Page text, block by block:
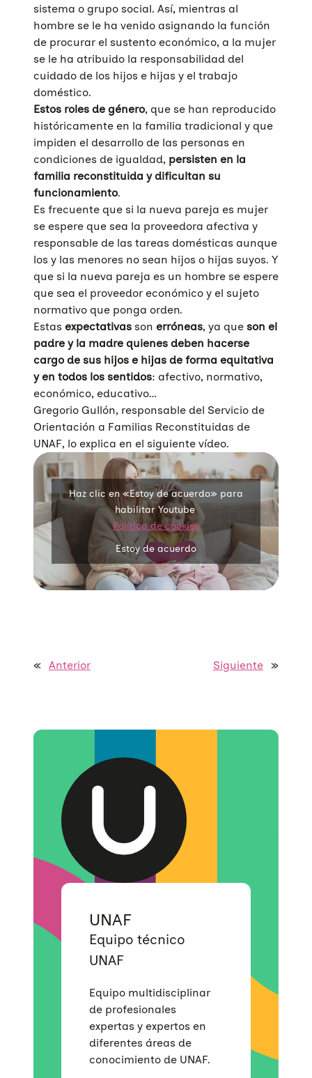
Quiénes somos
sistema o grupo social. Así, mientras al
hombre se le ha venido asignando la función
de procurar el sustento económico, a la mujer
se le ha atribuido la responsabilidad del
cuidado de los hijos e hijas y el trabajo
doméstico.
Estos roles de género, que se han reproducido
históricamente en la familia tradicional y que
impiden el desarrollo de las personas en
condiciones de igualdad, persisten en la
familia reconstituida y dificultan su
funcionamiento.
Es frecuente que si la nueva pareja es mujer
se espere que sea la proveedora afectiva y
responsable de las tareas domésticas aunque
los y las menores no sean hijos o hijas suyos. Y
que si la nueva pareja es un hombre se espere
que sea el proveedor económico y el sujeto
normativo que ponga orden.
Estas expectativas son erróneas, ya que son el
padre y la madre quienes deben hacerse
cargo de sus hijos e hijas de forma equitativa
y en todos los sentidos: afectivo, normativo,
económico, educativo…
Gregorio Gullón, responsable del Servicio de
Orientación a Familias Reconstituidas de
UNAF, lo explica en el siguiente vídeo.
Haz clic en «Estoy de acuerdo» para
habilitar Youtube
Política de cookies
Estoy de acuerdo
« Anterior Siguiente »
UNAF
Equipo técnico
UNAF
Equipo multidisciplinar
de profesionales
expertas y expertos en
diferentes áreas de
conocimiento de UNAF.